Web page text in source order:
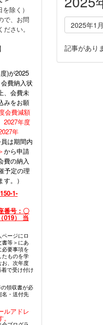
2025年1月
記事があり
除く）
で、お問
さい。
)が2025
費納入状
、会費未
みをお願
会費減額
2027年度
年
は期間内
から申請
費の納入
予定の理
。）
1-
番号：〇
019） 当
ページにロ
書等＞にあ
必要事項を
たものを学
お、次年度
着で受け付け
領収書が必
名・送付先
ルアドレ